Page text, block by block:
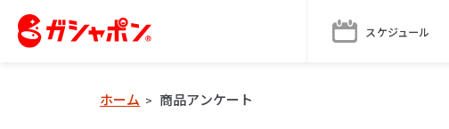
スケジュール
ホーム > 商品アンケート